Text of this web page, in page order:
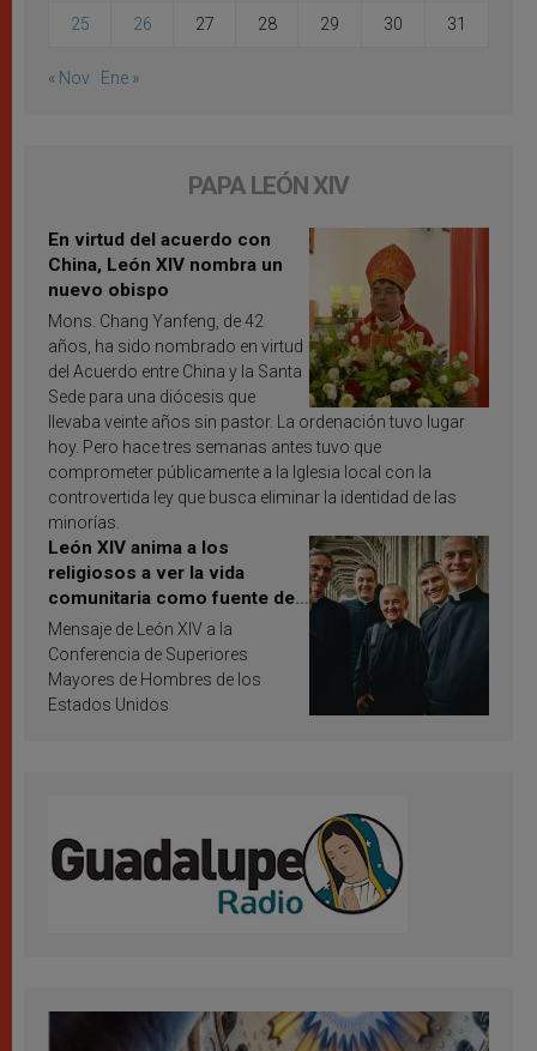
25 26 27 28 29 30 31
« Nov Ene »
PAPA LEÓN XIV
En virtud del acuerdo con
China, León XIV nombra un
nuevo obispo
Mons. Chang Yanfeng, de 42
años, ha sido nombrado en virtud
del Acuerdo entre China y la Santa
Sede para una diócesis que
llevaba veinte años sin pastor. La ordenación tuvo lugar
hoy. Pero hace tres semanas antes tuvo que
comprometer públicamente a la Iglesia local con la
controvertida ley que busca eliminar la identidad de las
minorías.
León XIV anima a los
religiosos a ver la vida
comunitaria como fuente de
inspiración y santificación
Mensaje de León XIV a la
Conferencia de Superiores
Mayores de Hombres de los
Estados Unidos